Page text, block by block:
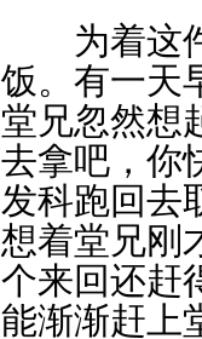
为着这件
饭。有一天
堂兄忽然想
去拿吧，你
发科跑回去
想着堂兄刚
个来回还赶
能渐渐赶上